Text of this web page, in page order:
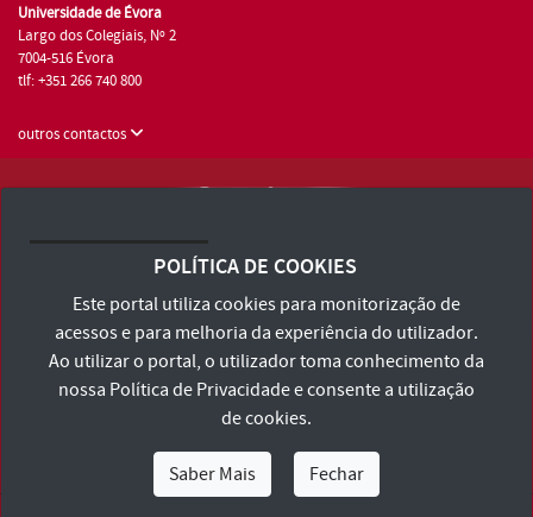
Universidade de Évora
Largo dos Colegiais, Nº 2
7004-516 Évora
tlf: +351 266 740 800
outros contactos
Consulte os Termos e Condições e Política de Privacidade
Declaração de Acessibilidade
POLÍTICA DE COOKIES
Este portal utiliza cookies para monitorização de
acessos e para melhoria da experiência do utilizador.
Ao utilizar o portal, o utilizador toma conhecimento da
nossa Política de Privacidadee consente a utilização
de cookies.
Saber Mais Fechar